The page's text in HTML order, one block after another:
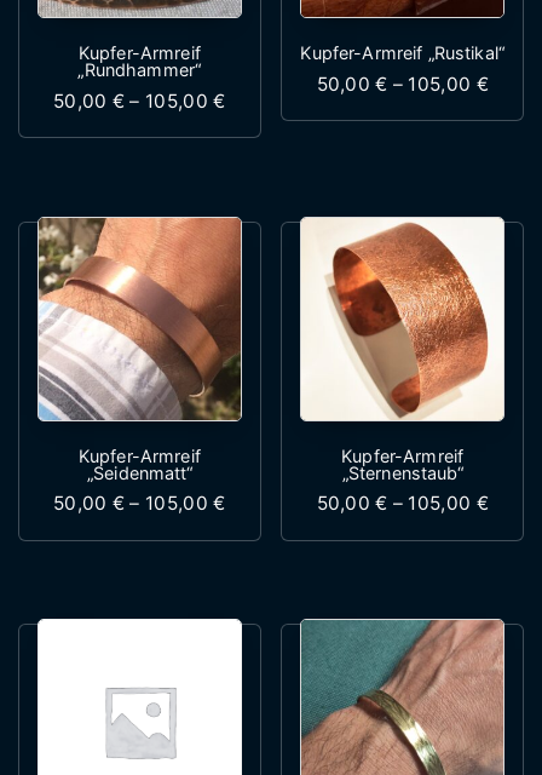
Kupfer-Armreif
„Rundhammer“
50,00€ – 105,00€ Preisspanne: 50,00 € bis 105,00 €
Dieses Produkt weist mehrere
Kupfer-Armreif „Rustikal“
50,00€ – 105,00 €
Dieses
Kupfer-Armreif
„Seidenmatt“
50,00€ – 105,00€ Preisspanne: 50,00 € bis 105,00 €
Dieses Produkt weist mehrere
Kupfer-Armreif
„Sternenstaub“
50,00€ – 105,00 €
Dieses